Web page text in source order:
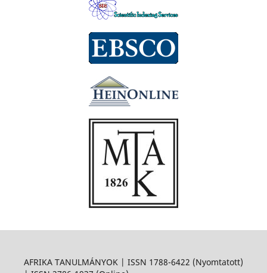
AFRIKA TANULMÁNYOK | ISSN 1788-6422 (Nyomtatott)